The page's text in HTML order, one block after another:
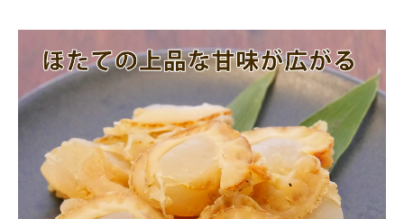
商品カテゴリー
お酒別オススメ
お問い合わせ